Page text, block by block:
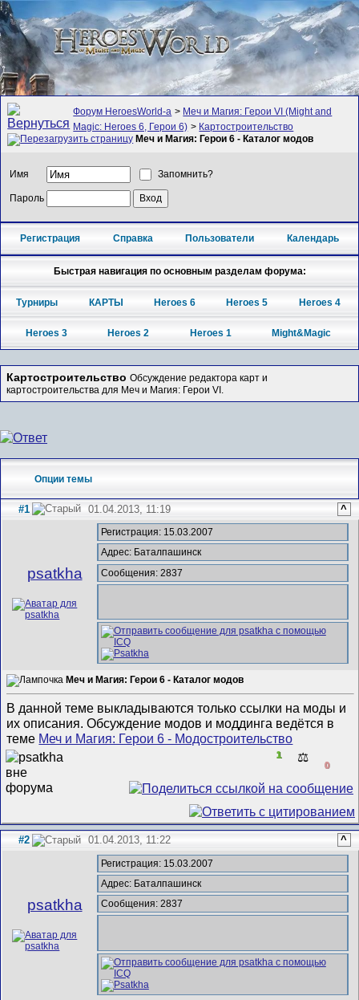
Форум HeroesWorld-а > Меч и Магия: Герои VI (Might and
Magic: Heroes 6, Герои 6) > Картостроительство
Меч и Магия: Герои 6 - Каталог модов
Имя Запомнить?
Пароль
Регистрация Справка Пользователи Календарь
Быстрая навигация по основным разделам форума:
Турниры КАРТЫ Heroes 6 Heroes 5 Heroes 4
Heroes 3 Heroes 2 Heroes 1 Might&Magic
Картостроительство Обсуждение редактора карт и
картостроительства для Меч и Магия: Герои VI.
Опции темы
#1 01.04.2013, 11:19 ^
psatkha
Регистрация: 15.03.2007
Адрес: Баталпашинск
Сообщения: 2837
Меч и Магия: Герои 6 - Каталог модов
В данной теме выкладываются только ссылки на моды и
их описания. Обсуждение модов и моддинга ведётся в
теме Меч и Магия: Герои 6 - Модостроительство
1 ⚖️
0
#2 01.04.2013, 11:22 ^
psatkha
Регистрация: 15.03.2007
Адрес: Баталпашинск
Сообщения: 2837